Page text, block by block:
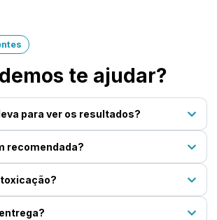
te ajudar?
para ver os resultados?
recomendada?